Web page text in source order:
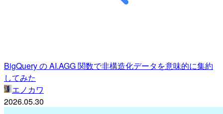
BigQuery の AI.AGG 関数で非構造化データを意味的に集約
してみた
エノカワ
2026.05.30